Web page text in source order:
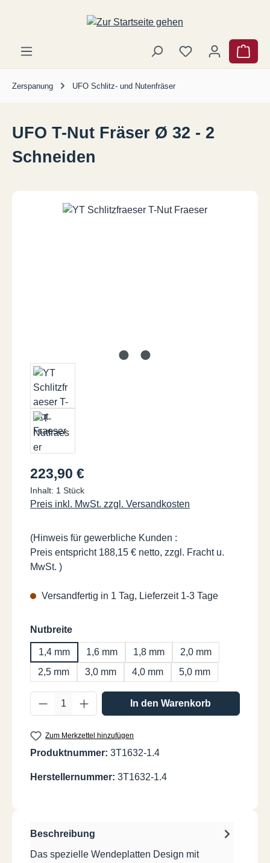
Zum Hauptinhalt springen
Zerspanung UFO Schlitz- und Nutenfräser
UFO T-Nut Fräser Ø 32 - 2
Schneiden
Bildergalerie überspringen
Regulärer Preis:
223,90 €
Inhalt: 1 Stück
Preis inkl. MwSt. zzgl. Versandkosten
(Hinweis für gewerbliche Kunden :
Preis entspricht 188,15 € netto, zzgl. Fracht u.
MwSt. )
Versandfertig in 1 Tag, Lieferzeit 1-3 Tage
Nutbreiteauswählen
1,4 mm 1,6 mm 1,8 mm
2,0 mm
2,5 mm
3,0 mm 4,0 mm 5,0 mm
Produkt Anzahl: Gib den gewünschten
In den Warenkorb
Zum Merkzettel hinzufügen
Produktnummer: 3T1632-1.4
Herstellernummer: 3T1632-1.4
Beschreibung
Das spezielle Wendeplatten Design mit